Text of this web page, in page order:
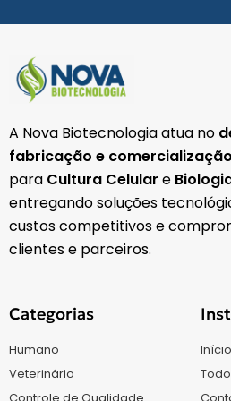
A Nova Biotecnologia atua no
fabricação e comercialização
para Cultura Celular e
entregando soluções
custos competitivos e
clientes e parceiros.
Categorias
Humano
Veterinário
Início